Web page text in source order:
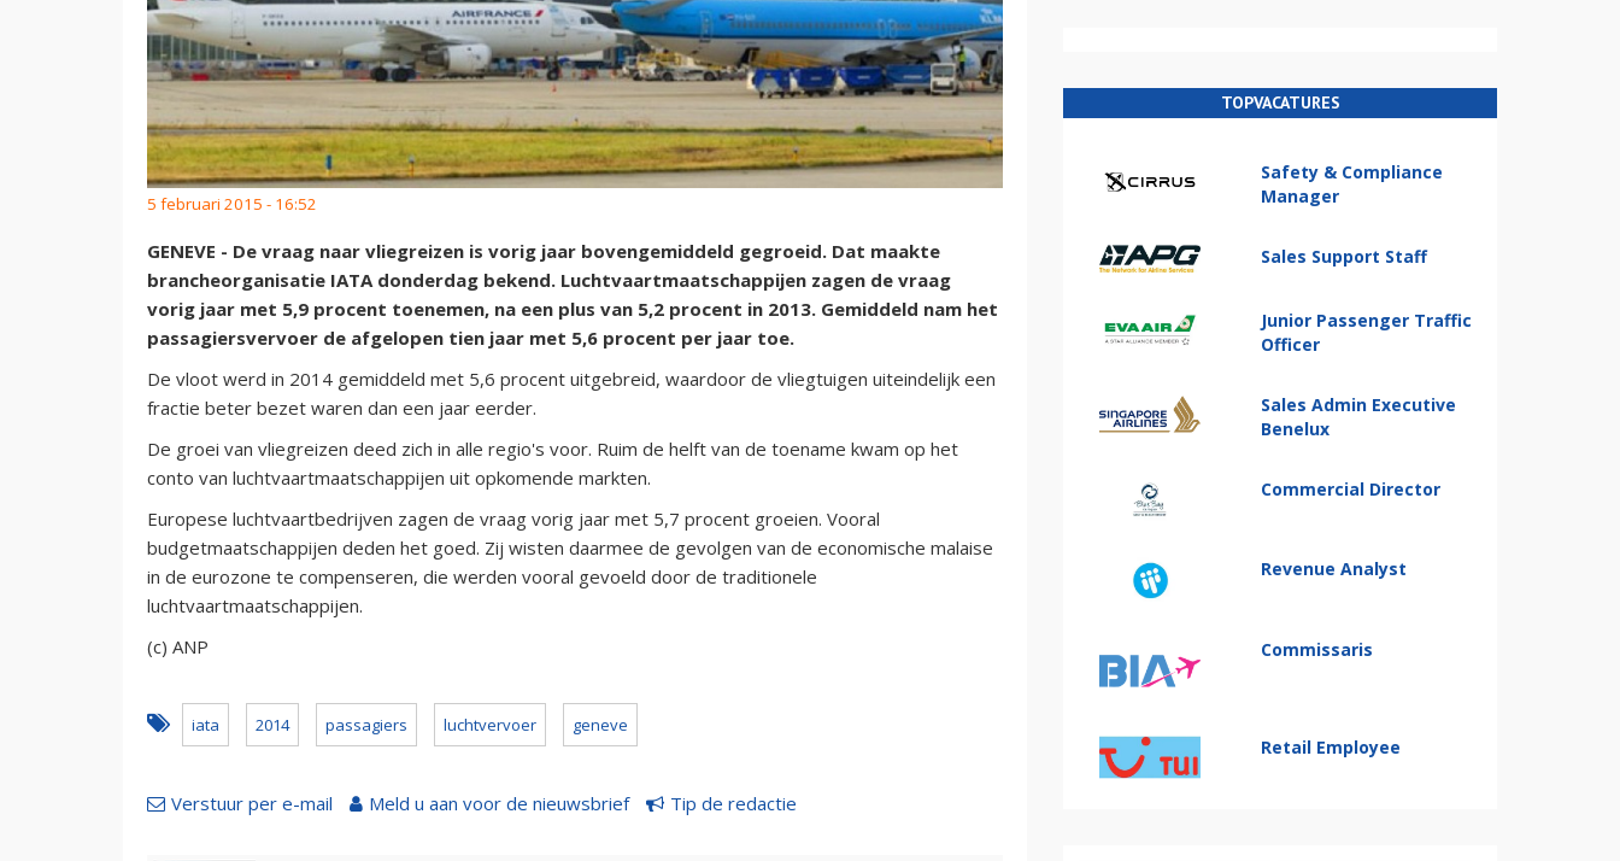
5 februari 2015 - 16:52
GENEVE - De vraag naar vliegreizen is vorig jaar bovengemiddeld gegroeid. Dat maakte
brancheorganisatie IATA donderdag bekend. Luchtvaartmaatschappijen zagen de vraag
vorig jaar met 5,9 procent toenemen, na een plus van 5,2 procent in 2013. Gemiddeld nam het
passagiersvervoer de afgelopen tien jaar met 5,6 procent per jaar toe.
De vloot werd in 2014 gemiddeld met 5,6 procent uitgebreid, waardoor de vliegtuigen uiteindelijk een
fractie beter bezet waren dan een jaar eerder.
De groei van vliegreizen deed zich in alle regio's voor. Ruim de helft van de toename kwam op het
conto van luchtvaartmaatschappijen uit opkomende markten.
Europese luchtvaartbedrijven zagen de vraag vorig jaar met 5,7 procent groeien. Vooral
budgetmaatschappijen deden het goed. Zij wisten daarmee de gevolgen van de economische malaise
in de eurozone te compenseren, die werden vooral gevoeld door de traditionele
luchtvaartmaatschappijen.
(c) ANP
iata 2014 passagiers luchtvervoer geneve
Verstuur per e-mail Meld u aan voor de nieuwsbrief Tip de redactie
TOPVACATURES
Safety & Compliance
Manager
Sales Support Staff
Junior Passenger Traffic
Officer
Sales Admin Executive
Benelux
Commercial Director
Revenue Analyst
Commissaris
Retail Employee